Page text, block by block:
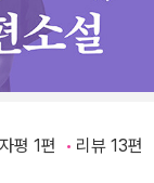
평 1편 리뷰 13편